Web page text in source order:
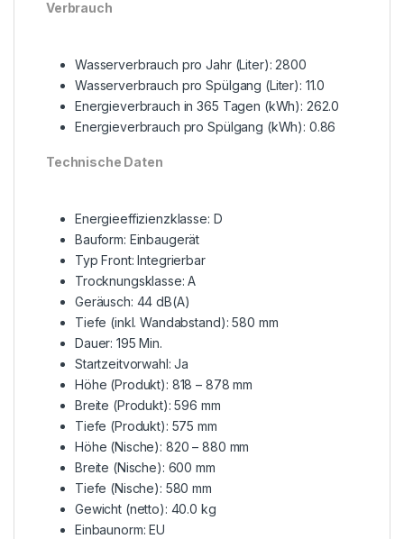
Verbrauch
Wasserverbrauch pro Jahr (Liter): 2800
Wasserverbrauch pro Spülgang (Liter): 11.0
Energieverbrauch in 365 Tagen (kWh): 262.0
Energieverbrauch pro Spülgang (kWh): 0.86
Technische Daten
Energieeffizienzklasse: D
Bauform: Einbaugerät
Typ Front: Integrierbar
Trocknungsklasse: A
Geräusch: 44 dB(A)
Tiefe (inkl. Wandabstand): 580 mm
Dauer: 195 Min.
Startzeitvorwahl: Ja
Höhe (Produkt): 818 – 878 mm
Breite (Produkt): 596 mm
Tiefe (Produkt): 575 mm
Höhe (Nische): 820 – 880 mm
Breite (Nische): 600 mm
Tiefe (Nische): 580 mm
Gewicht (netto): 40.0 kg
Einbaunorm: EU